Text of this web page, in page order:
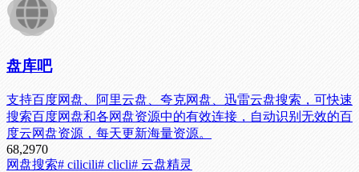
盘库吧
支持百度网盘、阿里云盘、夸克网盘、迅雷云盘搜索，可快速
搜索百度网盘和各网盘资源中的有效连接，自动识别无效的百
度云网盘资源，每天更新海量资源。
68,2970
网盘搜索# cilicili# clicli# 云盘精灵